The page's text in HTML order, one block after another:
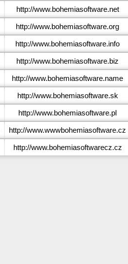
http://www.bohemiasoftware.net
http://www.bohemiasoftware.org
http://www.bohemiasoftware.info
http://www.bohemiasoftware.biz
http://www.bohemiasoftware.name
http://www.bohemiasoftware.sk
http://www.bohemiasoftware.pl
http://www.wwwbohemiasoftware.cz
http://www.bohemiasoftwarecz.cz